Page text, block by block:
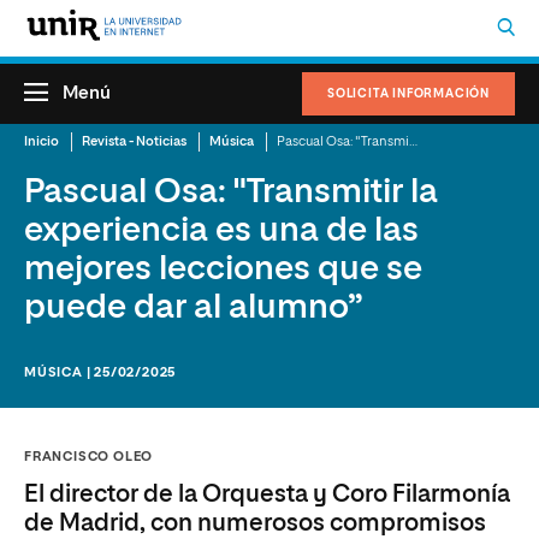
SOLICITA INFORMACIÓN
Menú
Inicio Revista - Noticias Música
Pascual Osa: "Transmitir la
experiencia es una de las
mejores lecciones que se
puede dar al alumno”
MÚSICA | 25/02/2025
FRANCISCO OLEO
El director de la Orquesta y Coro Filarmonía
de Madrid, con numerosos compromisos